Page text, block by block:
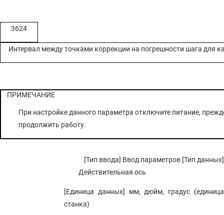
3624
Интервал между точками коррекции на погрешности шага для
ПРИМЕЧАНИЕ
При настройке данного параметра отключите питание,
продолжить работу.
[Тип ввода] Ввод параметров [Тип данных]
Действительная ось
[Единица данных] мм, дюйм, градус (единица
станка)